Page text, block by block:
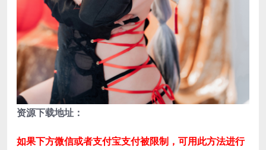
资源下载地址：
如果下方微信或者支付宝支付被限制，可用此方法进行